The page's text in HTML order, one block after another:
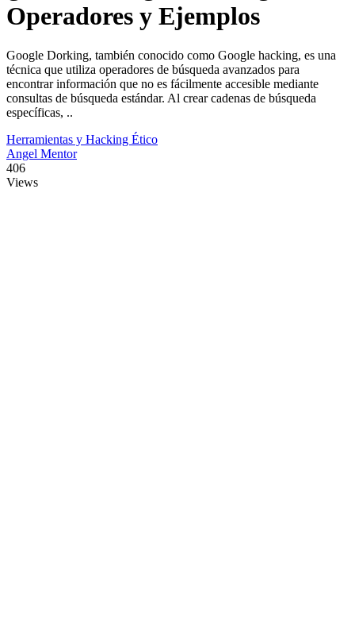
Operadores y Ejemplos
Google Dorking, también conocido como Google hacking, es una
técnica que utiliza operadores de búsqueda avanzados para
encontrar información que no es fácilmente accesible mediante
consultas de búsqueda estándar. Al crear cadenas de búsqueda
específicas, ..
Herramientas y Hacking Ético
Angel Mentor
406
Views